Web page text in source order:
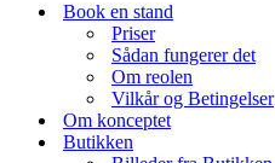
Book en stand
Priser
Sådan fungerer det
Om reolen
Vilkår og Betingelser
Om konceptet
Butikken